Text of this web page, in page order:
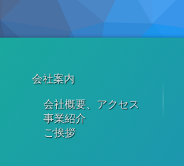
会社案内
会社概要、アクセス
事業紹介
ご挨拶